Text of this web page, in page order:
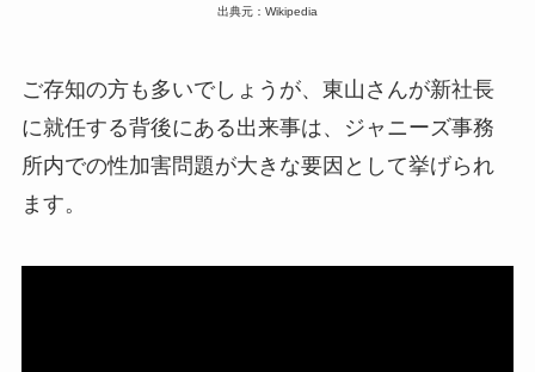
出典元：Wikipedia
ご存知の方も多いでしょうが、東山さんが新社長
に就任する背後にある出来事は、ジャニーズ事務
所内での性加害問題が大きな要因として挙げられ
ます。